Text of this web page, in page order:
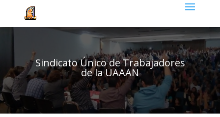
Sindicato Único de Trabajadores
de la UAAAN